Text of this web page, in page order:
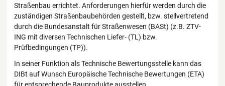
Straßenbau errichtet. Anforderungen hierfür werden durch die
zuständigen Straßenbaubehörden gestellt, bzw. stellvertretend
durch die Bundesanstalt für Straßenwesen (BASt) (z.B. ZTV-
ING mit diversen Technischen Liefer- (TL) bzw.
Prüfbedingungen (TP)).
In seiner Funktion als Technische Bewertungsstelle kann das
DIBt auf Wunsch Europäische Technische Bewertungen (ETA)